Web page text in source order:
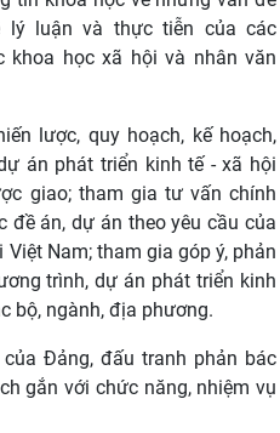
lý luận và thực tiễn của các
khoa học xã hội và nhân văn
lược, quy hoạch, kế hoạch,
án phát triển kinh tế - xã hội
giao; tham gia tư vấn chính
đề án, dự án theo yêu cầu của
Nam; tham gia góp ý, phản
trình, dự án phát triển kinh
bộ, ngành, địa phương.
Đảng, đấu tranh phản bác
gắn với chức năng, nhiệm vụ